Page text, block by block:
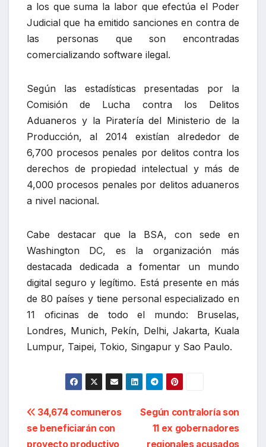
a los que suma la labor que efectúa el Poder
Judicial que ha emitido sanciones en contra de
las personas que son encontradas
comercializando software ilegal.
Según las estadísticas presentadas por la
Comisión de Lucha contra los Delitos
Aduaneros y la Piratería del Ministerio de la
Producción, al 2014 existían alrededor de
6,700 procesos penales por delitos contra los
derechos de propiedad intelectual y más de
4,000 procesos penales por delitos aduaneros
a nivel nacional.
Cabe destacar que la BSA, con sede en
Washington DC, es la organización más
destacada dedicada a fomentar un mundo
digital seguro y legítimo. Está presente en más
de 80 países y tiene personal especializado en
11 oficinas de todo el mundo: Bruselas,
Londres, Munich, Pekín, Delhi, Jakarta, Kuala
Lumpur, Taipei, Tokio, Singapur y Sao Paulo.
Navegación
de
Según contraloría son
11 ex gobernadores
regionales acusados
34,674 comuneros
se beneficiarán con
proyecto productivo